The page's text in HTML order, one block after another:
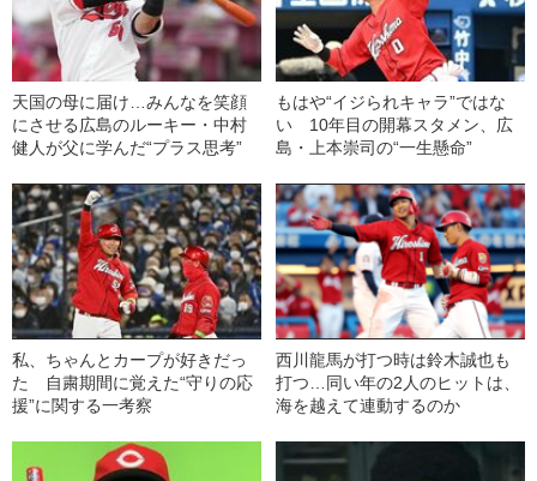
天国の母に届け…みんなを笑顔
にさせる広島のルーキー・中村
健人が父に学んだ“プラス思考”
もはや“イジられキャラ”ではな
い 10年目の開幕スタメン、広
島・上本崇司の“一生懸命”
私、ちゃんとカープが好きだっ
た 自粛期間に覚えた“守りの応
援”に関する一考察
西川龍馬が打つ時は鈴木誠也も
打つ…同い年の2人のヒットは、
海を越えて連動するのか